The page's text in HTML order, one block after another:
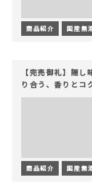
商品紹介 国産無
【完売御礼】隠
り合う、香りとコ
商品紹介 国産無